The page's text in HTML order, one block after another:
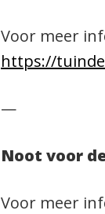
Voor meer
https://
—
Noot voor
Voor meer